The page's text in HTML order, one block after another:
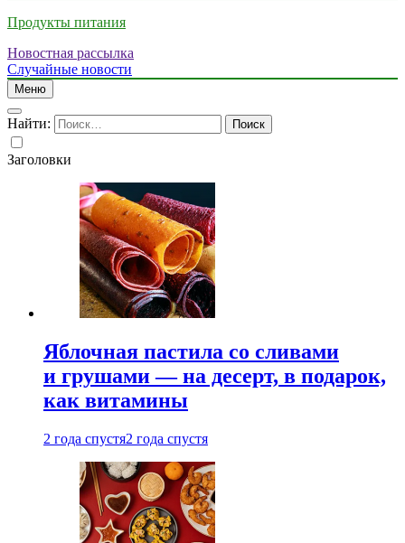
Продукты питания
Новостная рассылка
Случайные новости
Меню
Найти:
Заголовки
Яблочная пастила со сливами
и грушами — на десерт, в подарок,
как витамины
2 года спустя2 года спустя